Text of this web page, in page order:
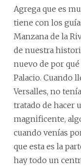
Agrega que es
tiene con los
Manzana de la
de nuestra
nuevo de por qué
Palacio. Cuando
Versalles, no
tratado de hacer
magnificente,
cuando venías
que esta es la
hay todo un